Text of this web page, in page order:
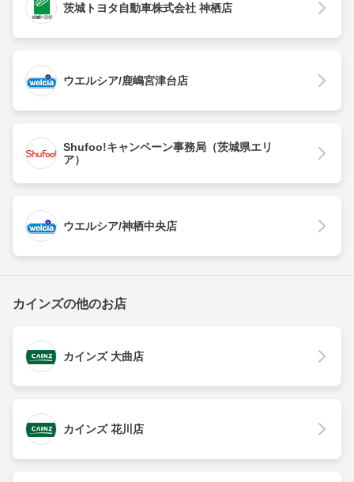
茨城トヨタ自動車株式会社 神栖店
ウエルシア/鹿嶋宮津台店
Shufoo!キャンペーン事務局（茨城県エリ
ア）
ウエルシア/神栖中央店
カインズの他のお店
カインズ 大曲店
カインズ 花川店